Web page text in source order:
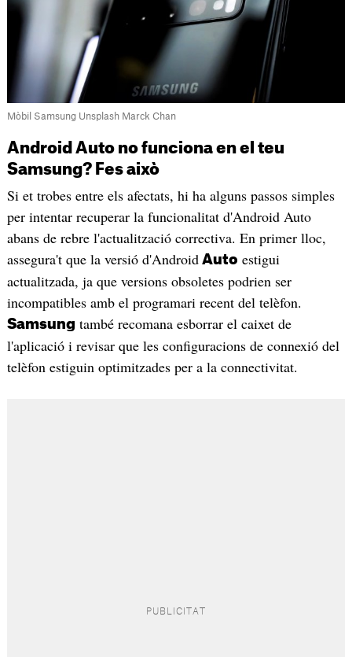
Mòbil Samsung Unsplash Marck Chan
Android Auto no funciona en el teu
Samsung? Fes això
Si et trobes entre els afectats, hi ha alguns passos simples
per intentar recuperar la funcionalitat d'Android Auto
abans de rebre l'actualització correctiva. En primer lloc,
assegura't que la versió d'AndroidAuto estigui
actualitzada, ja que versions obsoletes podrien ser
incompatibles amb el programari recent del telèfon.
Samsung també recomana esborrar el caixet de
l'aplicació i revisar que les configuracions de connexió del
telèfon estiguin optimitzades per a la connectivitat.